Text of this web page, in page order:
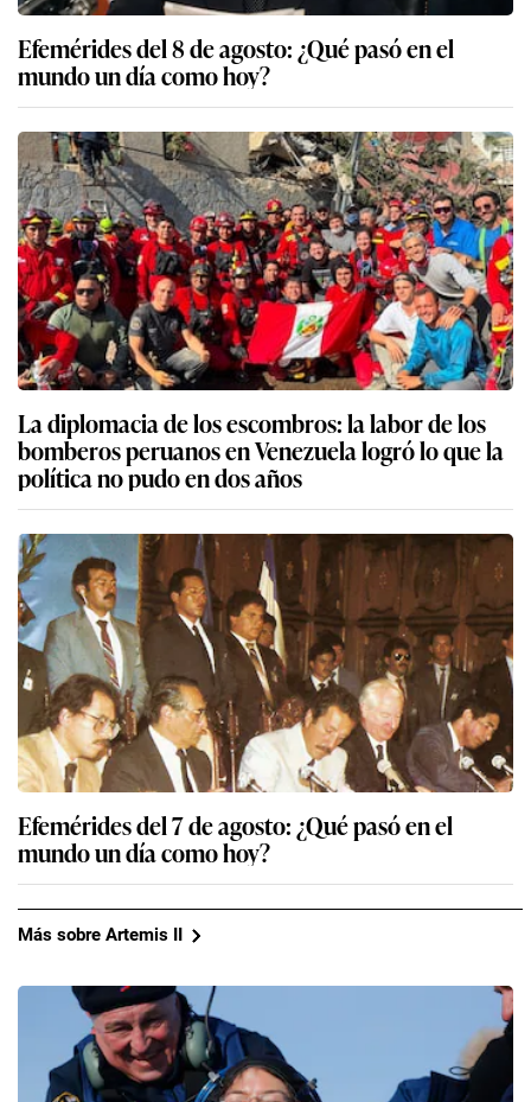
Efemérides del 8 de agosto: ¿Qué pasó en el
mundo un día como hoy?
La diplomacia de los escombros: la labor de los
bomberos peruanos en Venezuela logró lo que la
política no pudo en dos años
Efemérides del 7 de agosto: ¿Qué pasó en el
mundo un día como hoy?
Más sobre Artemis II